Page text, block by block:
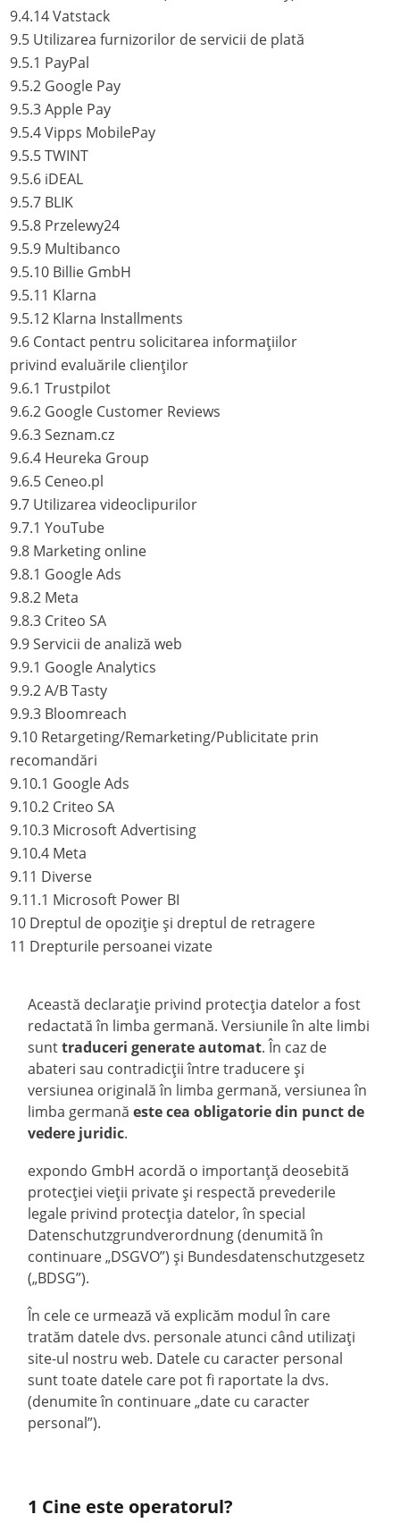
9.4.14Vatstack
9.5 Utilizarea furnizorilor de servicii de plată
9.5.1 PayPal
9.5.2 Google Pay
9.5.3Apple Pay
9.5.4Vipps MobilePay
9.5.5TWINT
9.5.6 iDEAL
9.5.7 BLIK
9.5.8 Przelewy24
9.5.9 Multibanco
9.5.10 Billie GmbH
9.5.11 Klarna
9.5.12 Klarna Installments
9.6 Contact pentru solicitarea informațiilor
privind evaluările clienților
9.6.1Trustpilot
9.6.2 Google Customer Reviews
9.6.3Seznam.cz
9.6.4 Heureka Group
9.6.5 Ceneo.pl
9.7 Utilizarea videoclipurilor
9.7.1YouTube
9.8 Marketing online
9.8.1 Google Ads
9.8.2 Meta
9.8.3 Criteo SA
9.9Servicii de analiză web
9.9.1 Google Analytics
9.9.2A/B Tasty
9.9.3 Bloomreach
9.10 Retargeting/Remarketing/Publicitate prin
recomandări
9.10.1 Google Ads
9.10.2 Criteo SA
9.10.3 Microsoft Advertising
9.10.4 Meta
9.11 Diverse
9.11.1 Microsoft Power BI
10 Dreptul de opoziție și dreptul de retragere
11 Drepturile persoanei vizate
Această declarație privind protecția datelor a fost
redactată în limba germană. Versiunile în alte limbi
sunttraduceri generate automat. În caz de
abateri sau contradicții între traducere și
versiunea originală în limba germană, versiunea în
limba germanăeste cea obligatorie din punct de
vedere juridic.
expondo GmbH acordă o importanță deosebită
protecției vieții private și respectă prevederile
legale privind protecția datelor, în special
Datenschutzgrundverordnung (denumită în
continuare „DSGVO”) și Bundesdatenschutzgesetz
(„BDSG”).
În cele ce urmează vă explicăm modul în care
tratăm datele dvs. personale atunci când utilizați
site-ul nostru web. Datele cu caracter personal
sunt toate datele care pot fi raportate la dvs.
(denumite în continuare „date cu caracter
personal”).
1 Cine este operatorul?